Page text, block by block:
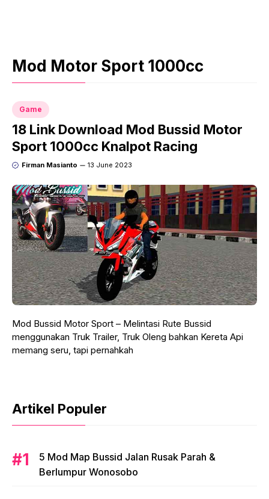
Mod Motor Sport 1000cc
Game
18 Link Download Mod Bussid Motor
Sport 1000cc Knalpot Racing
Firman Masianto 13 June 2023
Mod Bussid Motor Sport – Melintasi Rute Bussid
menggunakan Truk Trailer, Truk Oleng bahkan Kereta Api
memang seru, tapi pernahkah
Artikel Populer
5 Mod Map Bussid Jalan Rusak Parah &
Berlumpur Wonosobo